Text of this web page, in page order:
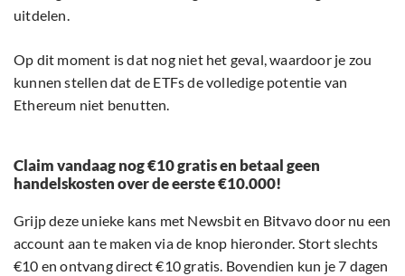
uitdelen.
Op dit moment is dat nog niet het geval, waardoor je zou
kunnen stellen dat de ETFs de volledige potentie van
Ethereum niet benutten.
Claim vandaag nog €10 gratis en betaal geen
handelskosten over de eerste €10.000!
Grijp deze unieke kans met Newsbit en Bitvavo door nu een
account aan te maken via de knop hieronder. Stort slechts
€10 en ontvang direct €10 gratis. Bovendien kun je 7 dagen